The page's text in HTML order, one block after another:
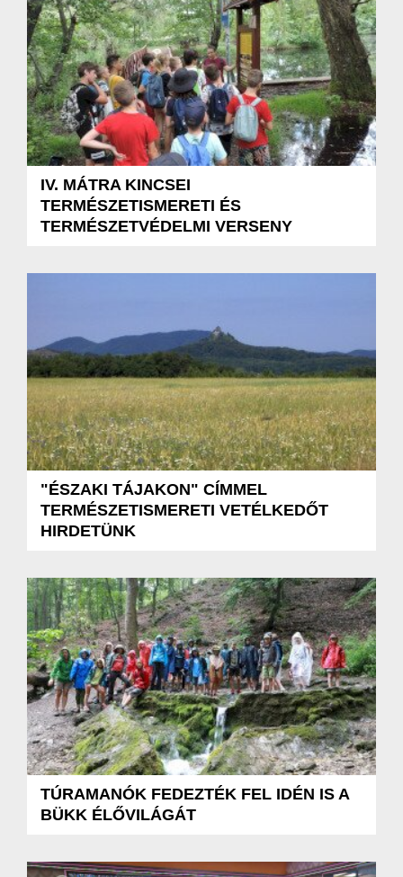
IV. MÁTRA KINCSEI
TERMÉSZETISMERETI ÉS
TERMÉSZETVÉDELMI VERSENY
"ÉSZAKI TÁJAKON" CÍMMEL
TERMÉSZETISMERETI VETÉLKEDŐT
HIRDETÜNK
TÚRAMANÓK FEDEZTÉK FEL IDÉN IS A
BÜKK ÉLŐVILÁGÁT